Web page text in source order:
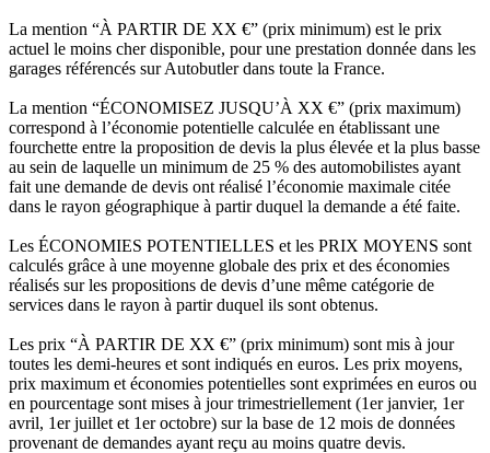
La mention “À PARTIR DE XX €” (prix minimum) est le prix
actuel le moins cher disponible, pour une prestation donnée dans les
garages référencés sur Autobutler dans toute la France.
La mention “ÉCONOMISEZ JUSQU’À XX €” (prix maximum)
correspond à l’économie potentielle calculée en établissant une
fourchette entre la proposition de devis la plus élevée et la plus basse
au sein de laquelle un minimum de 25 % des automobilistes ayant
fait une demande de devis ont réalisé l’économie maximale citée
dans le rayon géographique à partir duquel la demande a été faite.
Les ÉCONOMIES POTENTIELLES et les PRIX MOYENS sont
calculés grâce à une moyenne globale des prix et des économies
réalisés sur les propositions de devis d’une même catégorie de
services dans le rayon à partir duquel ils sont obtenus.
Les prix “À PARTIR DE XX €” (prix minimum) sont mis à jour
toutes les demi-heures et sont indiqués en euros. Les prix moyens,
prix maximum et économies potentielles sont exprimées en euros ou
en pourcentage sont mises à jour trimestriellement (1er janvier, 1er
avril, 1er juillet et 1er octobre) sur la base de 12 mois de données
provenant de demandes ayant reçu au moins quatre devis.